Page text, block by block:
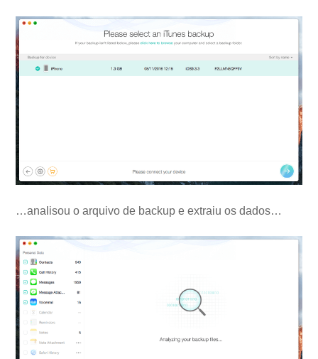
…analisou o arquivo de backup e extraiu os dados…